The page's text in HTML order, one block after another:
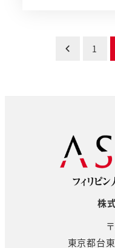
1
株
東京都台